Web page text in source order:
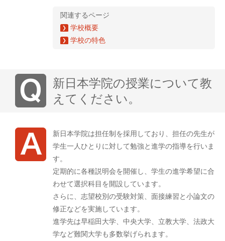
関連するページ
学校概要
学校の特色
新日本学院の授業について教
えてください。
新日本学院は担任制を採用しており、担任の先生が
学生一人ひとりに対して勉強と進学の指導を行いま
す。
定期的に各種説明会を開催し、学生の進学希望に合
わせて選択科目を開設しています。
さらに、志望校別の受験対策、面接練習と小論文の
修正などを実施しています。
進学先は早稲田大学、中央大学、立教大学、法政大
学など難関大学も多数挙げられます。